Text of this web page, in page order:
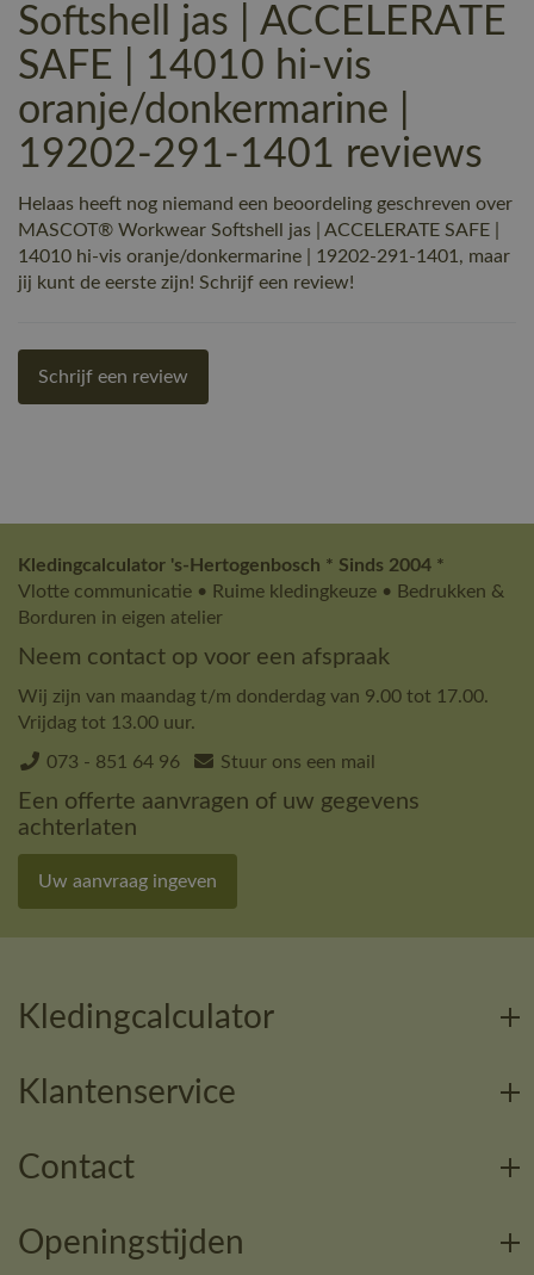
Softshell jas | ACCELERATE
SAFE | 14010 hi-vis
oranje/donkermarine |
19202-291-1401 reviews
Helaas heeft nog niemand een beoordeling geschreven over
MASCOT® Workwear Softshell jas | ACCELERATE SAFE |
14010 hi-vis oranje/donkermarine | 19202-291-1401, maar
jij kunt de eerste zijn! Schrijf een review!
Schrijf een review
Kledingcalculator 's-Hertogenbosch * Sinds 2004 *
Vlotte communicatie • Ruime kledingkeuze • Bedrukken &
Borduren in eigen atelier
Neem contact op voor een afspraak
Wij zijn van maandag t/m donderdag van 9.00 tot 17.00.
Vrijdag tot 13.00 uur.
073 - 851 64 96 Stuur ons een mail
Een offerte aanvragen of uw gegevens
achterlaten
Uw aanvraag ingeven
Kledingcalculator
Klantenservice
Contact
Openingstijden